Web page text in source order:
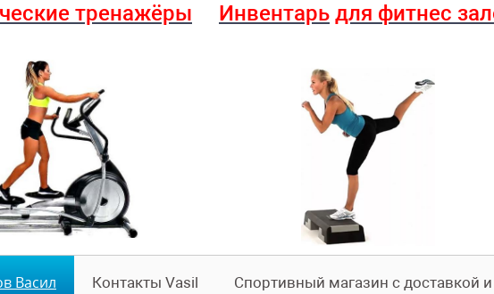
тренажёры Инвентарь для фитнес
Васил Контакты Vasil Спортивный магазин с доставкой